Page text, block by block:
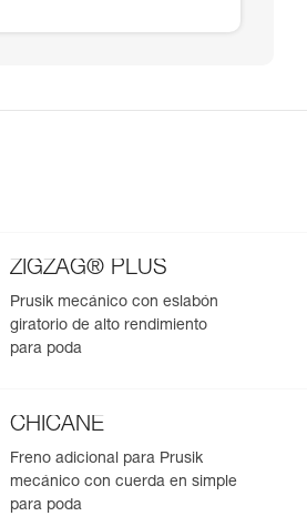
ZIGZAG® PLUS
Prusik mecánico con eslabón
giratorio de alto rendimiento
para poda
CHICANE
Freno adicional para Prusik
mecánico con cuerda en simple
para poda